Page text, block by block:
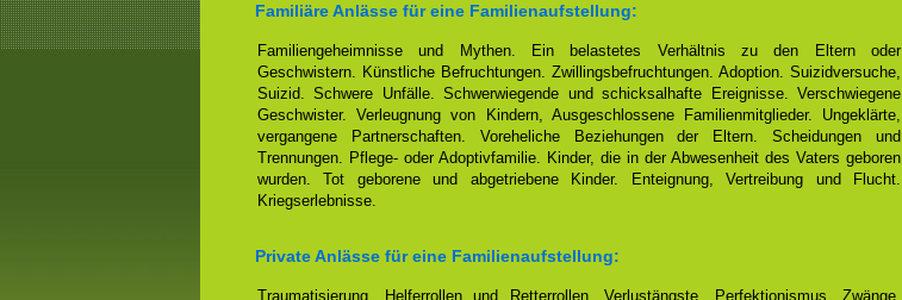
Familiäre Anlässe für eine Familienaufstellung:
Familiengeheimnisse und Mythen. Ein belastetes Verhältnis zu den Eltern oder
Geschwistern. Künstliche Befruchtungen. Zwillingsbefruchtungen. Adoption. Suizidversuche,
Suizid. Schwere Unfälle. Schwerwiegende und schicksalhafte Ereignisse. Verschwiegene
Geschwister. Verleugnung von Kindern, Ausgeschlossene Familienmitglieder. Ungeklärte,
vergangene Partnerschaften. Voreheliche Beziehungen der Eltern. Scheidungen und
Trennungen. Pflege- oder Adoptivfamilie. Kinder, die in der Abwesenheit des Vaters geboren
wurden. Tot geborene und abgetriebene Kinder. Enteignung, Vertreibung und Flucht.
Kriegserlebnisse.
Private Anlässe für eine Familienaufstellung:
Traumatisierung. Helferrollen und Retterrollen. Verlustängste. Perfektionismus. Zwänge.